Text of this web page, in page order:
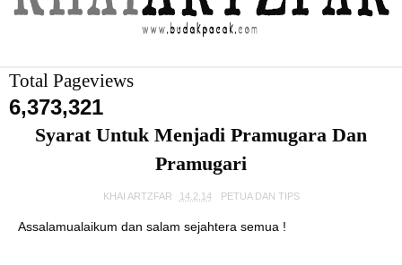
Total Pageviews
6,373,321
Syarat Untuk Menjadi Pramugara Dan
Pramugari
KHAI ARTZFAR 14.2.14 PETUA DAN TIPS
Assalamualaikum dan salam sejahtera semua !